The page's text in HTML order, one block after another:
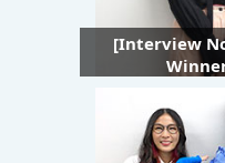
[Interview